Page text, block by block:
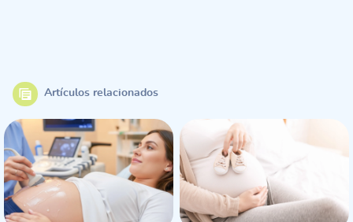
Artículos relacionados